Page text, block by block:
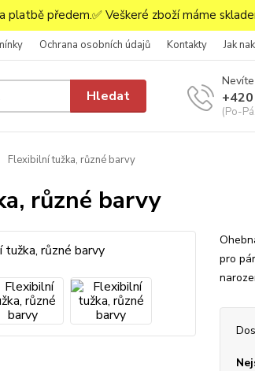
předem.✅ Veškeré zboží máme
Ochrana osobních údajů Kontakty Jak
Hledat
(Po-
Flexibilní tužka, různé barvy
různé barvy
pro